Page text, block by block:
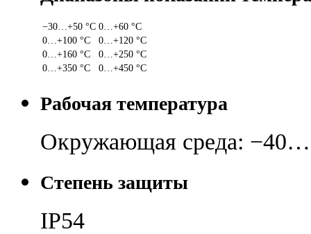
−30…+50 °С 0…+60 °С
0…+100 °С
0…+120 °С
0…+160 °С
0…+250 °С
0…+350 °С
0…+450 °С
Рабочая температура
Окружающая среда:
Степень защиты
IP54